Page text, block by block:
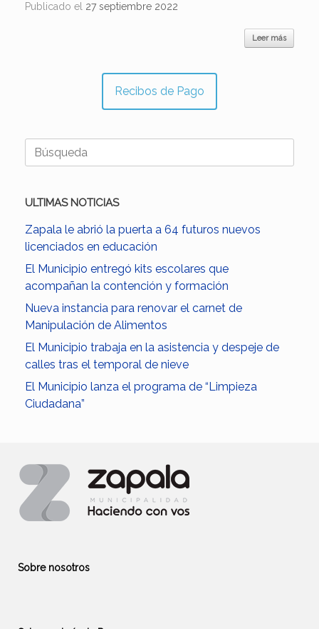
Publicado el 27 septiembre 2022
Leer más
Recibos de Pago
Buscar:
ULTIMAS NOTICIAS
Zapala le abrió la puerta a 64 futuros nuevos
licenciados en educación
El Municipio entregó kits escolares que
acompañan la contención y formación
Nueva instancia para renovar el carnet de
Manipulación de Alimentos
El Municipio trabaja en la asistencia y despeje de
calles tras el temporal de nieve
El Municipio lanza el programa de “Limpieza
Ciudadana”
Sobre nosotros